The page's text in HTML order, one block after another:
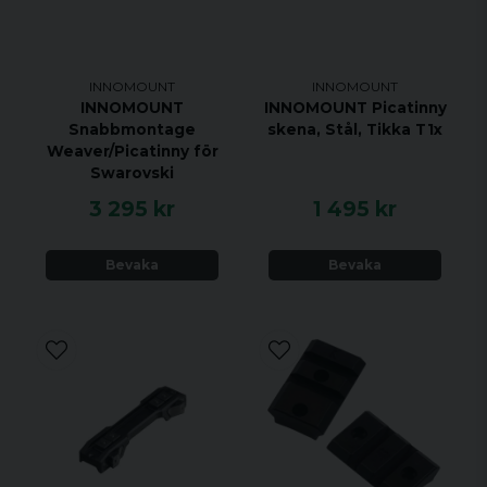
INNOMOUNT
INNOMOUNT
Snabbmontage
Weaver/Picatinny för
Swarovski
3 295 kr
Bevaka
INNOMOUNT
INNOMOUNT Picatinny
skena, Stål, Tikka T1x
1 495 kr
Bevaka